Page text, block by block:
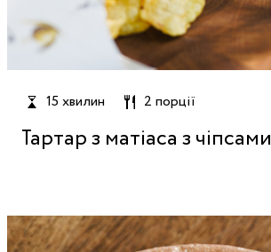
15 хвилин 2 порції
Тартар з матіаса з чіпсами